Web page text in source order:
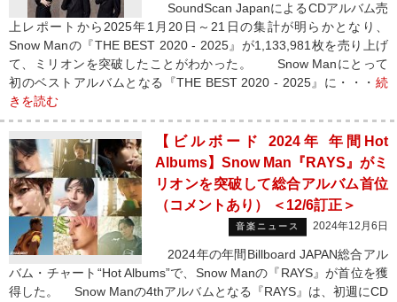
SoundScan JapanによるCDアルバム売
上レポートから2025年1月20日～21日の集計が明らかとなり、
Snow Manの『THE BEST 2020 - 2025』が1,133,981枚を売り上げ
て、ミリオンを突破したことがわかった。 Snow Manにとって
初のベストアルバムとなる『THE BEST 2020 - 2025』に・・・ 続
きを読む
【ビルボード 2024年 年間Hot
Albums】Snow Man『RAYS』がミ
リオンを突破して総合アルバム首位
（コメントあり） ＜12/6訂正＞
音楽ニュース 2024年12月6日
2024年の年間Billboard JAPAN総合アル
バム・チャート“Hot Albums”で、Snow Manの『RAYS』が首位を獲
得した。 Snow Manの4thアルバムとなる『RAYS』は、初週にCD